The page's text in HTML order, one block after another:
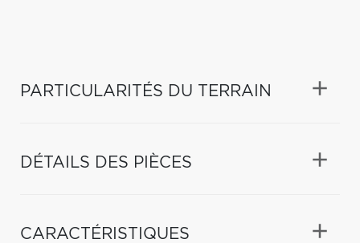
PARTICULARITÉS DU TERRAIN
DÉTAILS DES PIÈCES
CARACTÉRISTIQUES